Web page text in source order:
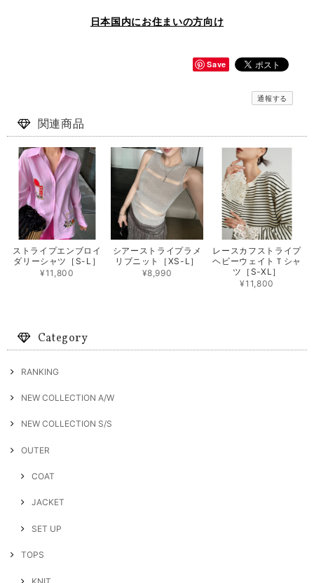
日本国内にお住まいの方向け
Save
通報する
関連商品
ストライプエンブロイ
ダリーシャツ［S-L］
¥11,800
シアーストライプラメ
リブニット［XS-L］
¥8,990
レースカフストライプ
ヘビーウェイトＴシャ
ツ［S-XL］
¥11,800
Category
RANKING
NEW COLLECTION A/W
NEW COLLECTION S/S
OUTER
COAT
JACKET
SET UP
TOPS